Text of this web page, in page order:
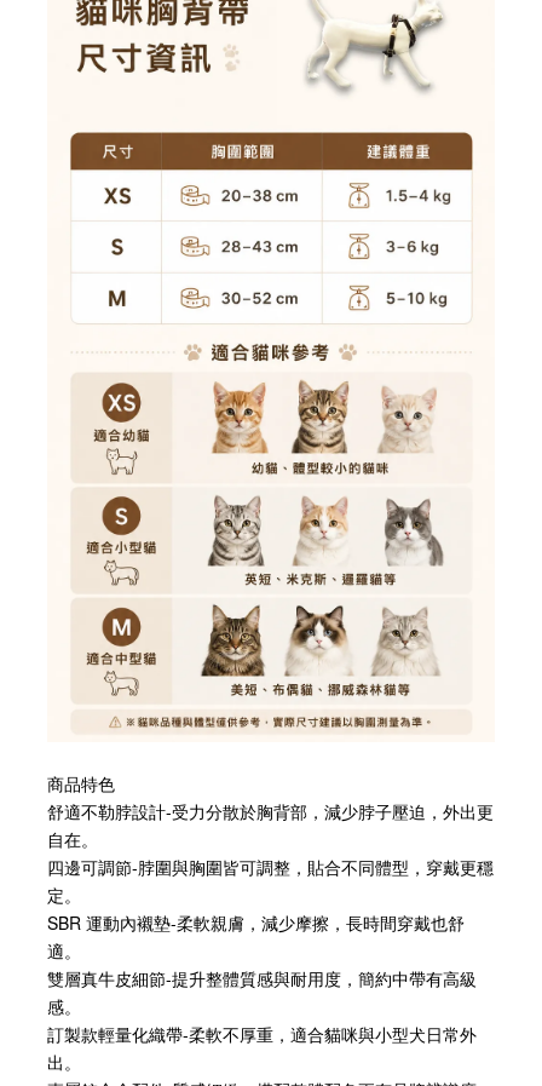
商品特色
舒適不勒脖設計-受力分散於胸背部，減少脖子壓迫，外出更
自在。
四邊可調節-脖圍與胸圍皆可調整，貼合不同體型，穿戴更穩
定。
SBR 運動內襯墊-柔軟親膚，減少摩擦，長時間穿戴也舒
適。
雙層真牛皮細節-提升整體質感與耐用度，簡約中帶有高級
感。
訂製款輕量化織帶-柔軟不厚重，適合貓咪與小型犬日常外
出。